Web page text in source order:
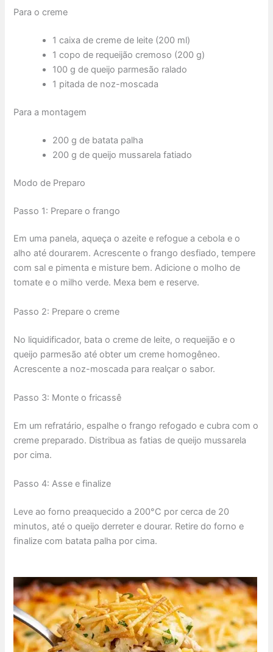
Para o creme
1 caixa de creme de leite (200 ml)
1 copo de requeijão cremoso (200 g)
100 g de queijo parmesão ralado
1 pitada de noz-moscada
Para a montagem
200 g de batata palha
200 g de queijo mussarela fatiado
Modo de Preparo
Passo 1: Prepare o frango
Em uma panela, aqueça o azeite e refogue a cebola e o
alho até dourarem. Acrescente o frango desfiado, tempere
com sal e pimenta e misture bem. Adicione o molho de
tomate e o milho verde. Mexa bem e reserve.
Passo 2: Prepare o creme
No liquidificador, bata o creme de leite, o requeijão e o
queijo parmesão até obter um creme homogêneo.
Acrescente a noz-moscada para realçar o sabor.
Passo 3: Monte o fricassê
Em um refratário, espalhe o frango refogado e cubra com o
creme preparado. Distribua as fatias de queijo mussarela
por cima.
Passo 4: Asse e finalize
Leve ao forno preaquecido a 200°C por cerca de 20
minutos, até o queijo derreter e dourar. Retire do forno e
finalize com batata palha por cima.